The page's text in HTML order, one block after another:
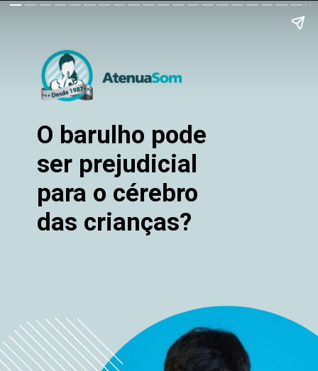
O barulho pode
ser prejudicial
para o cérebro
das crianças?